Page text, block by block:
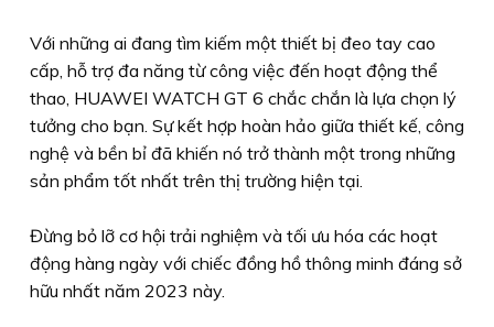
Với những ai đang tìm kiếm một thiết bị đeo tay cao
cấp, hỗ trợ đa năng từ công việc đến hoạt động thể
thao, HUAWEI WATCH GT 6 chắc chắn là lựa chọn lý
tưởng cho bạn. Sự kết hợp hoàn hảo giữa thiết kế, công
nghệ và bền bỉ đã khiến nó trở thành một trong những
sản phẩm tốt nhất trên thị trường hiện tại.
Đừng bỏ lỡ cơ hội trải nghiệm và tối ưu hóa các hoạt
động hàng ngày với chiếc đồng hồ thông minh đáng sở
hữu nhất năm 2023 này.